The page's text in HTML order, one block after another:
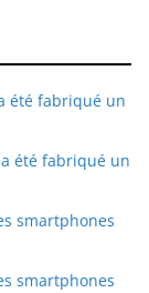
été fabriqué un
été fabriqué un
smartphones
smartphones